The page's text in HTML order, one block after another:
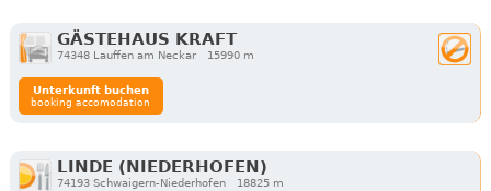
GÄSTEHAUS KRAFT
74348 Lauffen am Neckar 15990 m
Unterkunft buchen
booking accomodation
LINDE (NIEDERHOFEN)
74193 Schwaigern-Niederhofen 18825 m